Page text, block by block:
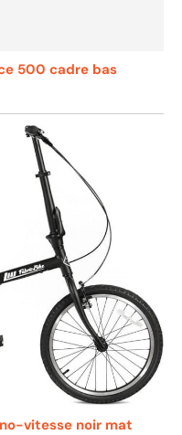
500 cadre bas
vitesse noir mat